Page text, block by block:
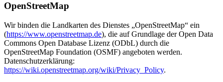
OpenStreetMap
Wir binden die Landkarten des Dienstes „OpenStreetMap“ ein
(https://www.openstreetmap.de), die auf Grundlage der Open Data
Commons Open Database Lizenz (ODbL) durch die
OpenStreetMap Foundation (OSMF) angeboten werden.
Datenschutzerklärung:
https://wiki.openstreetmap.org/wiki/Privacy_Policy.